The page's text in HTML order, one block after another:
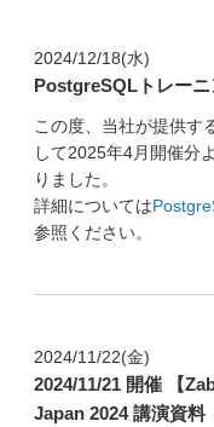
2024/12/18(水)
PostgreSQLトレー
この度、当社が提供す
して2025年4月開催分
りました。
詳細については
参照ください。
2024/11/22(金)
2024/11/21 開催 【
Japan 2024 講演資料